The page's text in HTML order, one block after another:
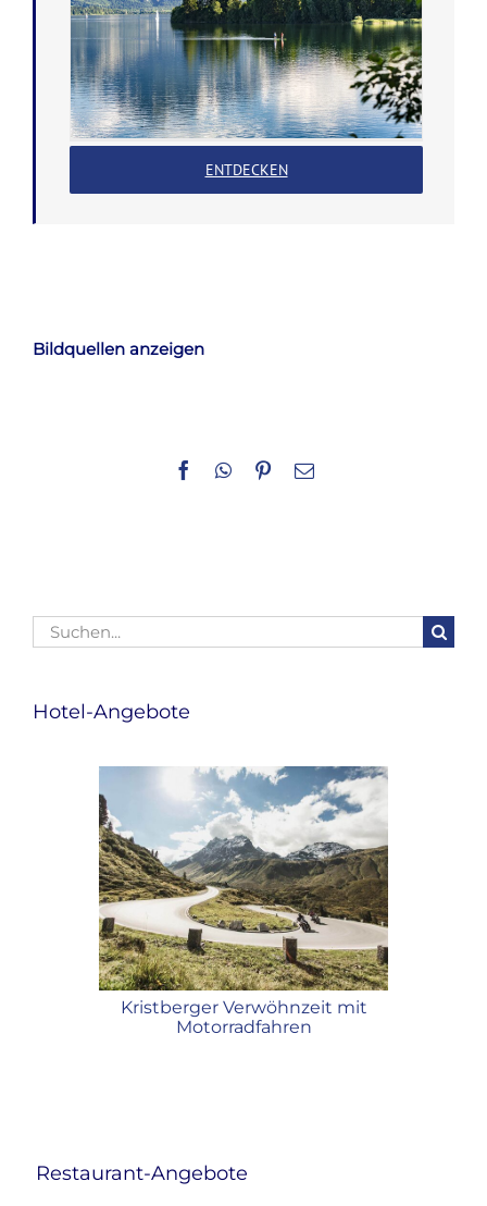
ENTDECKEN
Bildquellen anzeigen
Facebook
WhatsApp
Pinterest
E-
Suche
nach:
Hotel-Angebote
Kristberger Verwöhnzeit mit
Motorradfahren
Restaurant-Angebote